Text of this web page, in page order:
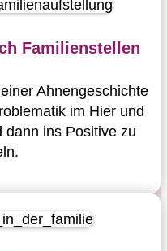
Familienstellen
Ahnengeschichte
im Hier und
dann ins Positive zu